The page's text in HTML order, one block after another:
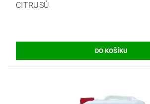
CITRUSŮ